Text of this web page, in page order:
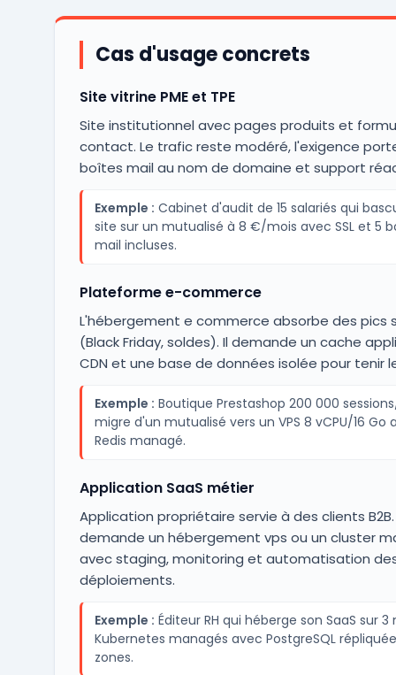
Cas d'usage concrets
Site vitrine PME et TPE
Site institutionnel avec pages produits et
contact. Le trafic reste modéré, l'exigence porte
boîtes mail au nom de domaine et support
Exemple : Cabinet d'audit de 15 salariés qui
site sur un mutualisé à 8 €/mois avec SSL et 5
mail incluses.
Plateforme e-commerce
L'hébergement e commerce absorbe des pics
(Black Friday, soldes). Il demande un cache
CDN et une base de données isolée pour tenir
Exemple : Boutique Prestashop 200 000
migre d'un mutualisé vers un VPS 8 vCPU/16 Go
Redis managé.
Application SaaS métier
Application propriétaire servie à des clients B2B.
demande un hébergement vps ou un cluster
avec staging, monitoring et automatisation
déploiements.
Exemple : Éditeur RH qui héberge son SaaS sur
Kubernetes managés avec PostgreSQL
zones.